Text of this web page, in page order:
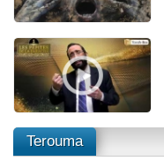
Terouma